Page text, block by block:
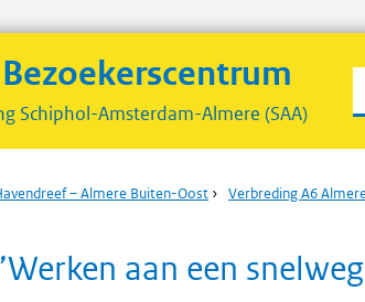
Schiphol-Amsterdam-Almere (SAA)
– Almere Buiten-Oost › Verbreding A6
’Werken aan een